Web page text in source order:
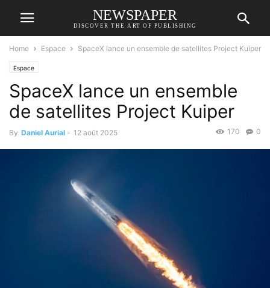
NEWSPAPER
DISCOVER THE ART OF PUBLISHING
Home Espace SpaceX lance un ensemble de satellites Project Kuiper
Espace
SpaceX lance un ensemble
de satellites Project Kuiper
By Daniel Aurial - 12 août 2025 0
170